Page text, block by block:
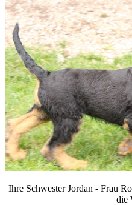
Ihre Schwester Jordan - Frau
die